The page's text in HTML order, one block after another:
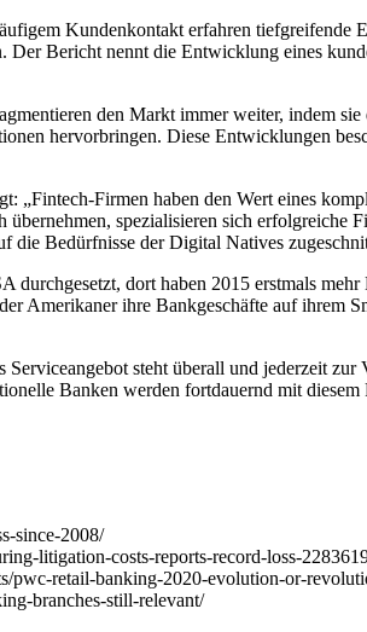
Kundenkontakt erfahren
Bericht nennt die Entwicklung eines
den Markt immer weiter, indem
hervorbringen. Diese Entwicklungen
„Fintech-Firmen haben den Wert eines
spezialisieren sich erfolgreiche
die Bedürfnisse der Digital Natives
durchgesetzt, dort haben 2015 erstmals
Amerikaner ihre Bankgeschäfte auf ihrem
steht überall und jederzeit
Banken werden fortdauernd mit
since-2008/
litigation-costs-reports-record-loss-
pwc-retail-banking-2020-evolution-or-
branches-still-relevant/